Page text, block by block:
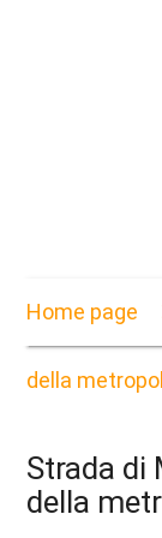
Home page
della
Strada di
della